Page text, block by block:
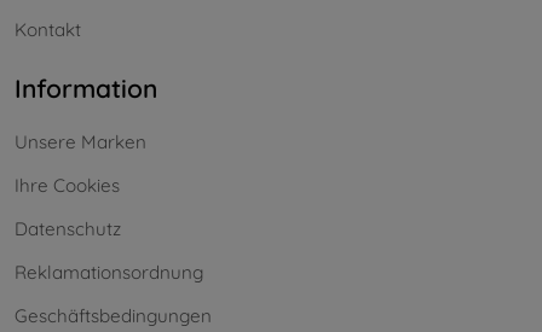
Kontakt
Information
Unsere Marken
Ihre Cookies
Datenschutz
Reklamationsordnung
Geschäftsbedingungen